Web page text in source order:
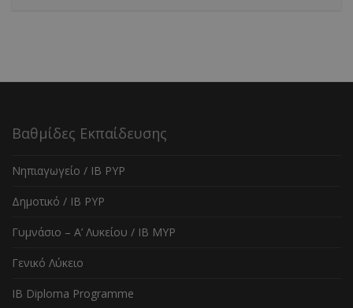
Βαθμίδες Εκπαίδευσης
Νηπιαγωγείο / IB PYP
Δημοτικό / IB PYP
Γυμνάσιο – Α’ Λυκείου / IB MYP
Γενικό Λύκειο
IB Diploma Programme